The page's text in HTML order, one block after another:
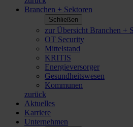
Branchen + Sektoren
Schließen
zur Übersicht Branchen +
OT Security
Mittelstand
KRITIS
Energieversorger
Gesundheitswesen
Kommunen
zurück
Aktuelles
Karriere
Unternehmen